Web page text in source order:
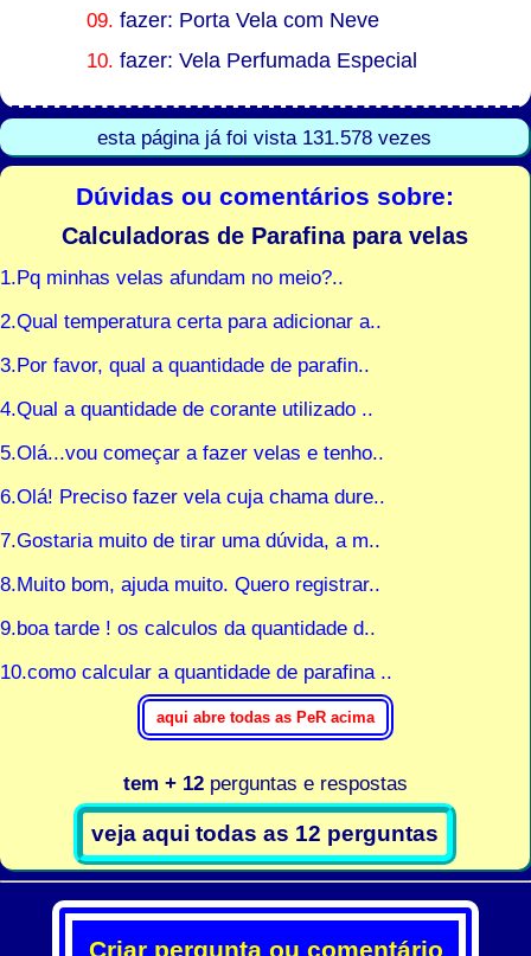
09. fazer: Porta Vela com Neve
10. fazer: Vela Perfumada Especial
esta página já foi vista 131.578 vezes
Dúvidas ou comentários sobre:
Calculadoras de Parafina para velas
1.Pq minhas velas afundam no meio?..
2.Qual temperatura certa para adicionar a..
3.Por favor, qual a quantidade de parafin..
4.Qual a quantidade de corante utilizado ..
5.Olá...vou começar a fazer velas e tenho..
6.Olá! Preciso fazer vela cuja chama dure..
7.Gostaria muito de tirar uma dúvida, a m..
8.Muito bom, ajuda muito. Quero registrar..
9.boa tarde ! os calculos da quantidade d..
10.como calcular a quantidade de parafina ..
tem + 12perguntas e respostas
Criar pergunta ou comentário